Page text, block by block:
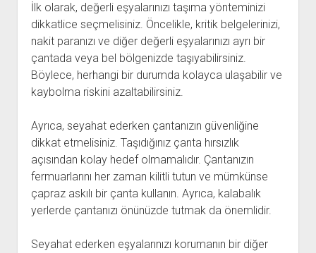
İlk olarak, değerli eşyalarınızı taşıma yönteminizi
dikkatlice seçmelisiniz. Öncelikle, kritik belgelerinizi,
nakit paranızı ve diğer değerli eşyalarınızı ayrı bir
çantada veya bel bölgenizde taşıyabilirsiniz.
Böylece, herhangi bir durumda kolayca ulaşabilir ve
kaybolma riskini azaltabilirsiniz.
Ayrıca, seyahat ederken çantanızın güvenliğine
dikkat etmelisiniz. Taşıdığınız çanta hırsızlık
açısından kolay hedef olmamalıdır. Çantanızın
fermuarlarını her zaman kilitli tutun ve mümkünse
çapraz askılı bir çanta kullanın. Ayrıca, kalabalık
yerlerde çantanızı önünüzde tutmak da önemlidir.
Seyahat ederken eşyalarınızı korumanın bir diğer